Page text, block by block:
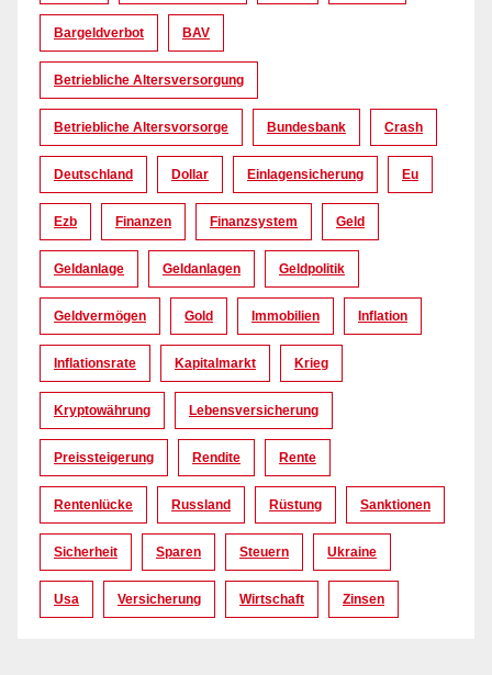
Bargeldverbot BAV
Betriebliche Altersversorgung
Betriebliche Altersvorsorge Bundesbank Crash
Deutschland Dollar Einlagensicherung Eu
Ezb Finanzen Finanzsystem Geld
Geldanlage Geldanlagen Geldpolitik
Geldvermögen Gold Immobilien Inflation
Inflationsrate Kapitalmarkt Krieg
Kryptowährung Lebensversicherung
Preissteigerung Rendite Rente
Rentenlücke Russland Rüstung Sanktionen
Sicherheit Sparen Steuern Ukraine
Usa Versicherung Wirtschaft Zinsen